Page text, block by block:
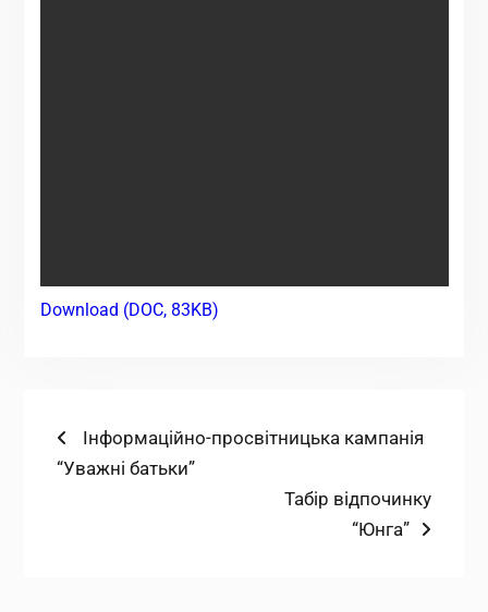
Download (DOC, 83KB)
Навігація
записів
Попередній
запис:
Інформаційно-просвітницька кампанія
“Уважні батьки”
Наступний
Табір відпочинку
“Юнга”